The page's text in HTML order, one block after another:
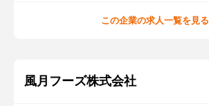
この企業の求人一覧を見る
風月フーズ株式会社